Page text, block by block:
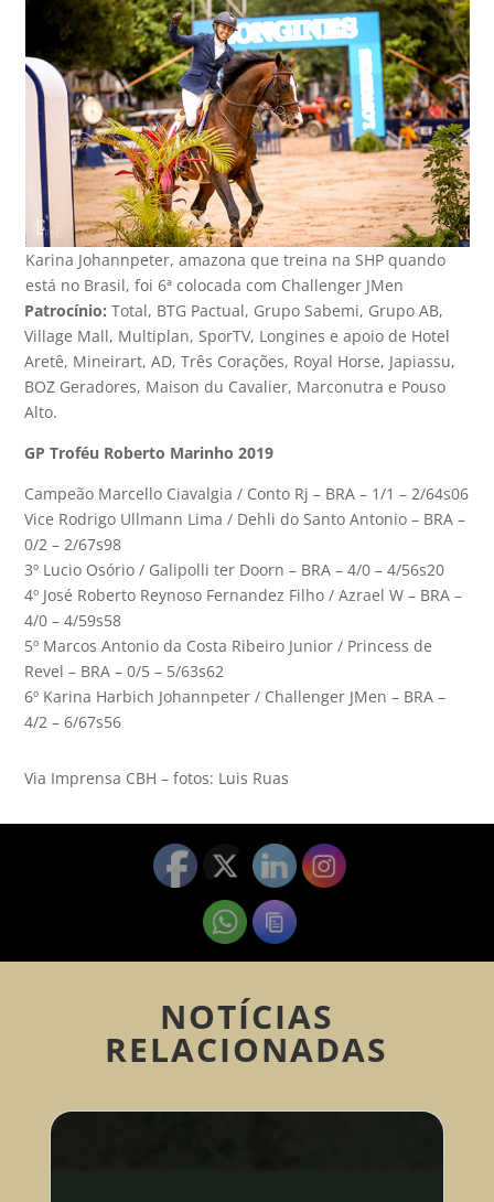
Karina Johannpeter, amazona que treina na SHP quando
está no Brasil, foi 6ª colocada com Challenger JMen
Patrocínio:Total, BTG Pactual, Grupo Sabemi, Grupo AB,
Village Mall, Multiplan, SporTV, Longines e apoio de Hotel
Aretê, Mineirart, AD, Três Corações, Royal Horse, Japiassu,
BOZ Geradores, Maison du Cavalier, Marconutra e Pouso
Alto.
GP Troféu Roberto Marinho 2019
Campeão Marcello Ciavalgia / Conto Rj – BRA – 1/1 – 2/64s06
Vice Rodrigo Ullmann Lima / Dehli do Santo Antonio – BRA –
0/2 – 2/67s98
3º Lucio Osório / Galipolli ter Doorn – BRA – 4/0 – 4/56s20
4º José Roberto Reynoso Fernandez Filho / Azrael W – BRA –
4/0 – 4/59s58
5º Marcos Antonio da Costa Ribeiro Junior / Princess de
Revel – BRA – 0/5 – 5/63s62
6º Karina Harbich Johannpeter / Challenger JMen – BRA –
4/2 – 6/67s56
Via Imprensa CBH – fotos: Luis Ruas
NOTÍCIAS
RELACIONADAS